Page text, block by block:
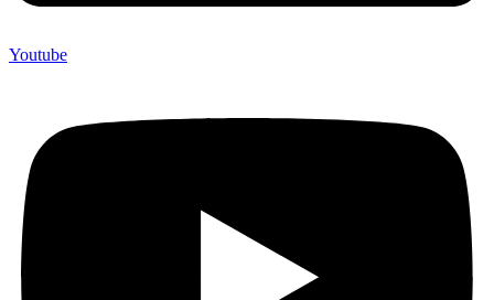
Youtube